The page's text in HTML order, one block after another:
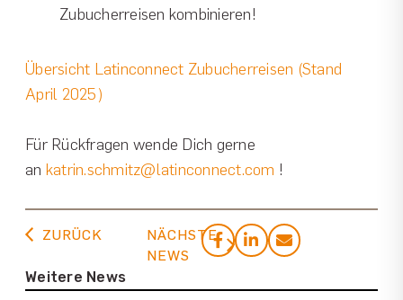
Zubucherreisen kombinieren!
Übersicht Latinconnect Zubucherreisen (Stand
April 2025)
Für Rückfragen wende Dich gerne
an katrin.schmitz@latinconnect.com !
ZURÜCK
NÄCHSTE
NEWS
Weitere News